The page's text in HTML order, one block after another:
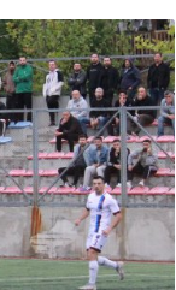
#Kocaelispor #
#Enes Çinemre
#seka park
#
spor41
#kocaelispor